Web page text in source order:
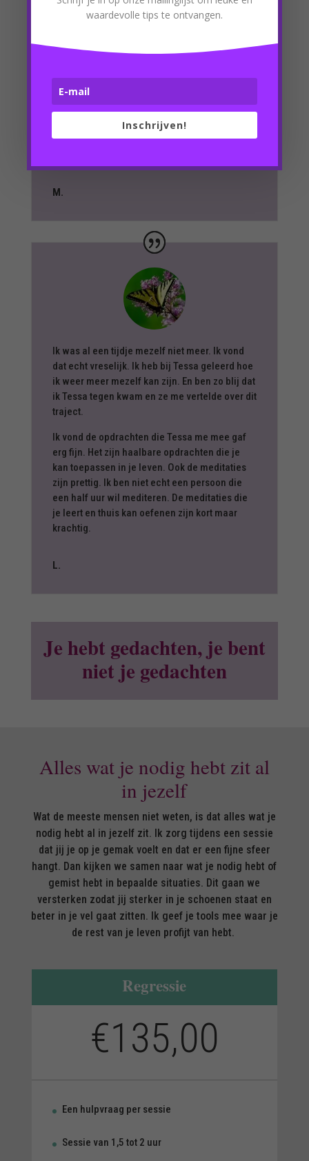
het werk te gaan.
waar ik mee aan de slag moest gaan. Door het
Tessa toepast, voelde ik al vrij snel
verandering. Ik kon meer genieten van kleine
dingen. Maar nam ook meer tijd voor mezelf.
Dit zou ik voorheen nooit gedaan hebben. Echt
een Eye opener. Ik zit weer heerlijk in mijn vel
M.
Ik was al een tijdje mezelf niet meer. Ik vond
dat echt vreselijk. Ik heb bij Tessa geleerd hoe
ik weer meer mezelf kan zijn. En ben zo blij dat
ik Tessa tegen kwam en ze me vertelde over dit
traject.
Ik vond de opdrachten die Tessa me mee gaf
erg fijn. Het zijn haalbare opdrachten die je
kan toepassen in je leven. Ook de meditaties
zijn prettig. Ik ben niet echt een persoon die
een half uur wil mediteren. De meditaties die
je leert en thuis kan oefenen zijn kort maar
krachtig.
L.
Je hebt gedachten, je bent
niet je gedachten
Alles wat je nodig hebt zit al
in jezelf
Wat de meeste mensen niet weten, is dat alles wat je
nodig hebt al in jezelf zit. Ik zorg tijdens een sessie
dat jij je op je gemak voelt en dat er een fijne sfeer
hangt. Dan kijken we samen naar wat je nodig hebt of
gemist hebt in bepaalde situaties. Dit gaan we
versterken zodat jij sterker in je schoenen staat en
beter in je vel gaat zitten. Ik geef je tools mee waar je
de rest van je leven profijt van hebt.
Regressie
€135,00
Een hulpvraag per sessie
Sessie van 1,5 tot 2 uur
waardevolle tips te ontvangen.
Inschrijven!